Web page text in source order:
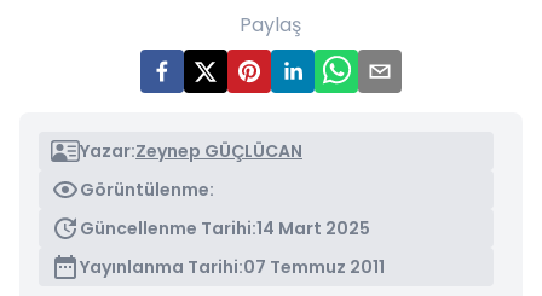
Paylaş
Yazar:Zeynep GÜÇLÜCAN
Görüntülenme:
Güncellenme Tarihi:14 Mart 2025
Yayınlanma Tarihi:07 Temmuz 2011